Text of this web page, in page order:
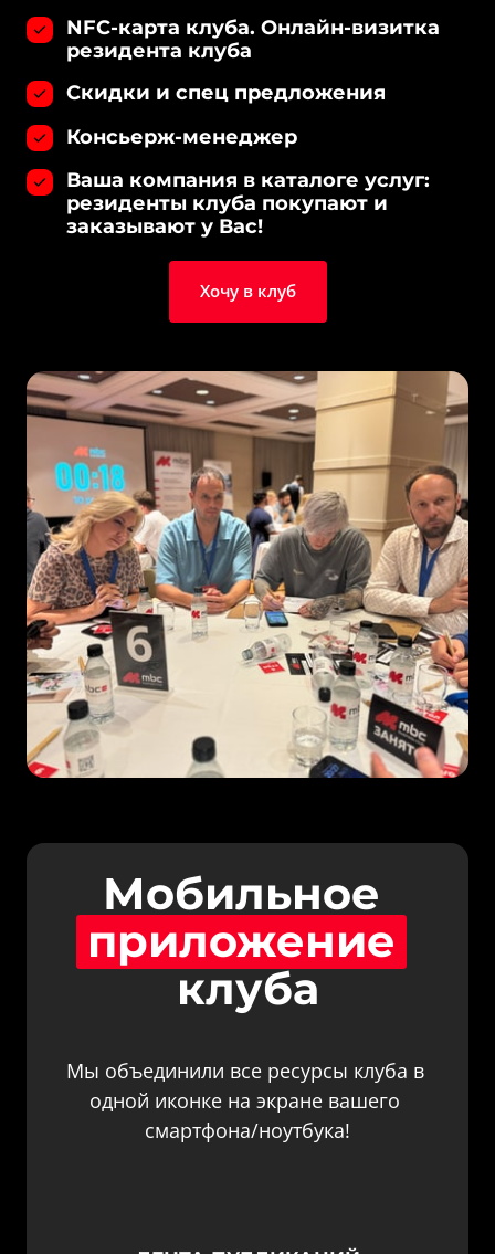
NFC-карта клуба. Онлайн-визитка
резидента клуба
Скидки и спец предложения
Консьерж-менеджер
Ваша компания в каталоге услуг:
резиденты клуба покупают и
заказывают у Вас!
Хочу в клуб
приложение
клуба
Мы объединили все ресурсы клуба в
одной иконке на экране вашего
смартфона/ноутбука!